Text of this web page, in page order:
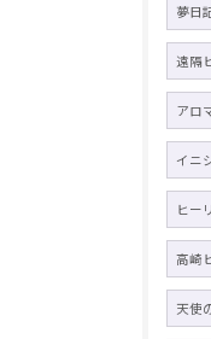
夢日
遠隔
アロ
イニ
ヒー
高崎
天使